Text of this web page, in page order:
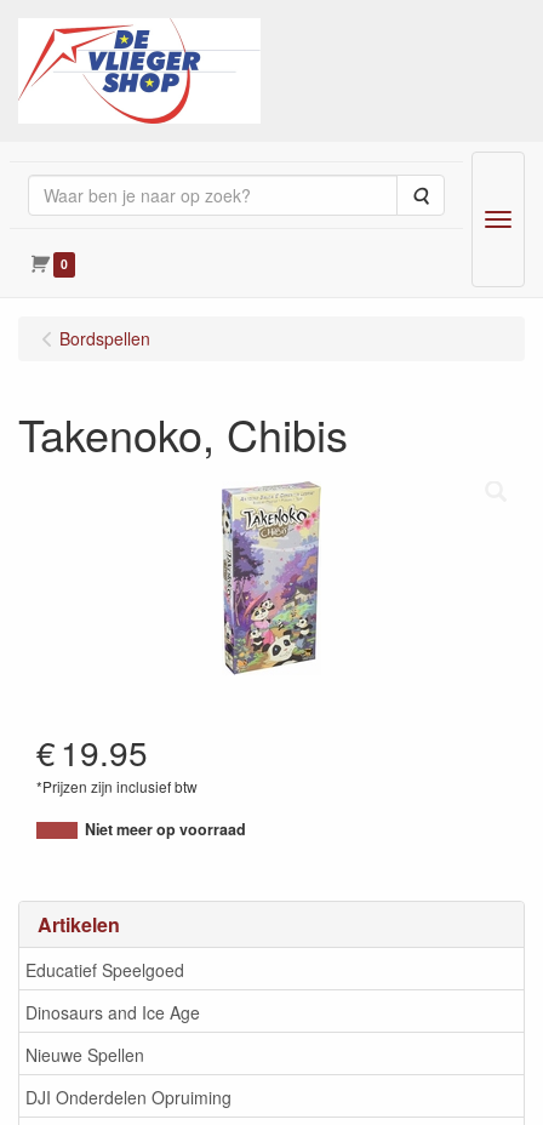
Zoeken
0
Menu
Artikelen
Educatief Speelgoed
Dinosaurs and Ice Age
Nieuwe Spellen
DJI Onderdelen Opruiming
Bordspellen
Takenoko, Chibis
€19.95
*Prijzen zijn inclusief btw
3770000010275
Niet meer op voorraad